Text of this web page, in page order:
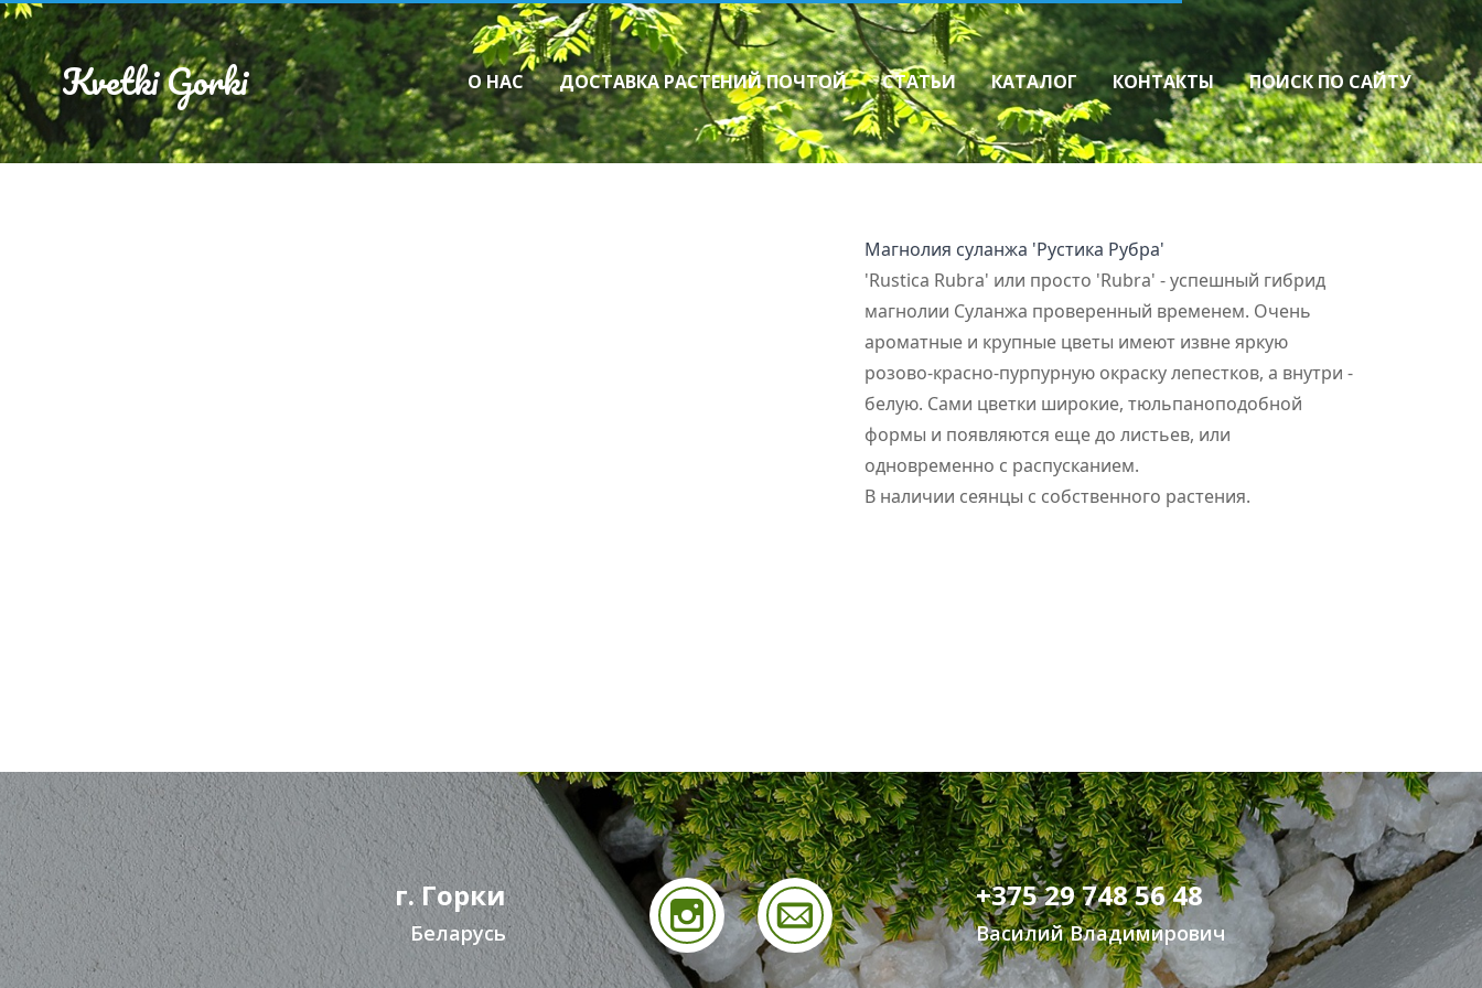
Kvetki Gorki О НАС ДОСТАВКА РАСТЕНИЙ ПОЧТОЙ СТАТЬИ КАТАЛОГ КОНТАКТЫ ПОИСК ПО САЙТУ
Как сделать заказ
Многолетники
Декоративные травы
Прочие многолетники
Астры многолетние (Aster sp.)
Хвойные и лиственные
Лиственные
Виноград
Магнолия суланжа 'Рустика Рубра'
'Rustica Rubra' или просто 'Rubra' - успешный гибрид
магнолии Суланжа проверенный временем. Очень
ароматные и крупные цветы имеют извне яркую
розово-красно-пурпурную окраску лепестков, а внутри -
белую. Сами цветки широкие, тюльпаноподобной
формы и появляются еще до листьев, или
одновременно с распусканием.
В наличии сеянцы с собственного растения.
г. Горки
Беларусь
+375 29 748 56 48
Василий Владимирович